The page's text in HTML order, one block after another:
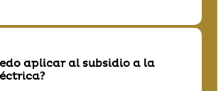
aplicar al subsidio a la